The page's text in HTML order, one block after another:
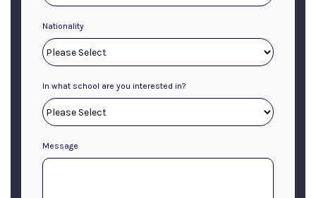
Nationality
In what school are you interested in?
Message